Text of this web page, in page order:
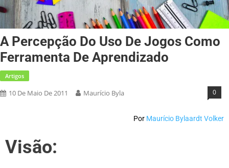
A Percepção Do Uso De Jogos Como
Ferramenta De Aprendizado
Artigos
10 De Maio De 2011 Maurício Byla 0
Por Maurício Bylaardt Volker
Visão: